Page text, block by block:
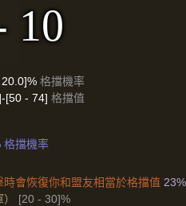
10
格擋機率
[50 - 74] 格擋值
格擋機率
時會恢復你和盟友相當於格擋值 23%
[20 - 30]%